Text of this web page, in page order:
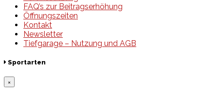
FAQ’s zur Beitragserhöhung
Öffnungszeiten
Kontakt
Newsletter
Tiefgarage – Nutzung und AGB
Sportarten
×